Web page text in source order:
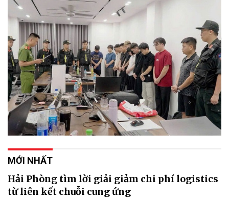
MỚI NHẤT
Hải Phòng tìm lời giải giảm chi phí logistics
từ liên kết chuỗi cung ứng